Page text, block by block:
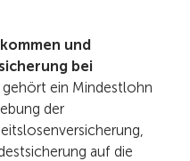
und
bei
gehört ein Mindestlohn
der
auf die